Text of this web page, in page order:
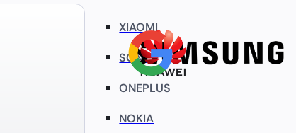
XIAOMI
SONY
ONEPLUS
NOKIA